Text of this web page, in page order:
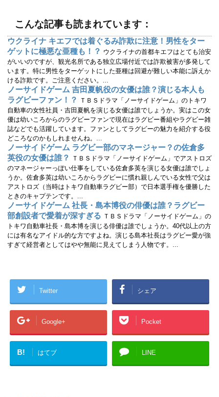
ま
す
い
ウ
ィ
ン
ド
ウ
で
開
き
ま
こんな記事も読まれています：
ウクライナ キエフでは着ぐるみ詐欺に注意！男性をター
ゲットに極悪な亜種も！？ ウクライナの首都キエフはとても治安
がいいのですが、観光名所である独立広場付近では詐欺被害が多発して
います。特に男性をターゲットにした亜種は回避が難しい本能に訴えか
ける詐欺です。ご注意ください。...
ノーサイドゲーム 吉田夏帆役の女優は誰？演じる本人も
ラグビーファン！？
ＴＢＳドラマ「ノーサイドゲーム」のトキワ
自動車の女性社員・吉田夏帆を演じる女優は誰でしょうか。実はこの女
優は幼いころからのラグビーファンで現在はラグビー番組やラグビー雑
誌などでも活躍しています。ファンとしてラグビーの魅力を紹介する役
どころなのかもしれませんね。...
ノーサイドゲーム ラグビー部のマネージャー？の佐倉多
英役の女優は誰？
ＴＢＳドラマ「ノーサイドゲーム」でアストロズ
のマネージャーっぽい仕事をしている佐倉多英を演じる女優は誰でしょ
うか。佐倉多英は幼いころからラグビーに慣れ親しんでいる女性で父は
アストロズ（当時はトキワ自動車ラグビー部）で日本選手権を優勝した
ときのキャプテンです。...
ノーサイドゲーム 社長・島本博役の俳優は誰？ラグビー
部創設者で愛着が深すぎる ＴＢＳドラマ「ノーサイドゲーム」の
トキワ自動車社長・島本博を演じる俳優は誰でしょうか。40代以上の方
には有名なアイドル的な方ですよね。演じる島本社長はラグビー愛が強
すぎて経営者としてはやや無能に見えてしまう人物です。...
Twitter シェア
Google+ Pocket
B! はてブ LINE